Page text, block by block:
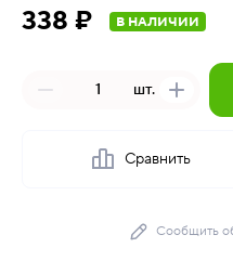
338 ₽ В НАЛИЧИИ
шт.
Сравнить
Сообщить